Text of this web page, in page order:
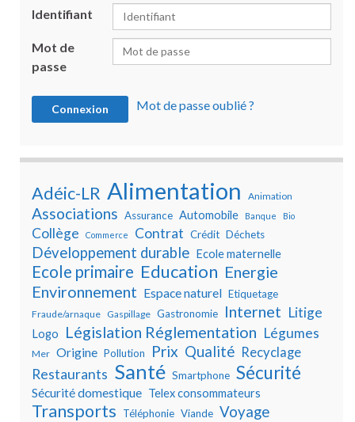
Identifiant
Mot de
passe
Mot de passe oublié ?
Adéic-LR Alimentation Animation
Associations Assurance Automobile Banque Bio
Collège Commerce Contrat Crédit Déchets
Développement durable Ecole maternelle
Ecole primaire Education Energie
Environnement Espace naturel Etiquetage
Fraude/arnaque Gaspillage Gastronomie Internet Litige
Logo Législation Réglementation Légumes
Mer Origine Pollution Prix Qualité Recyclage
Restaurants Santé Smartphone Sécurité
Sécurité domestique Telex consommateurs
Transports Téléphonie Viande Voyage